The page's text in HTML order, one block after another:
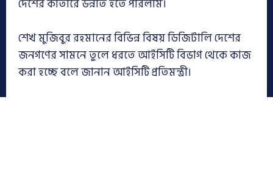
দেশের কাতারে উন্নীত হতে পারলাম।
শেখ মুজিবুর রহমানের বিভিন্ন বিষয় ডিজিটালি দেশের
জনগণের সামনে তুলে ধরতে আইসিটি বিভাগ থেকে কাজ
করা হচ্ছে বলে জানান আইসিটি প্রতিমন্ত্রী।